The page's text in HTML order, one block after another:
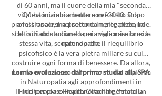
di 60 anni, ma il cuore della mia "seconda
vita" ha iniziato a battere nel 2010. Dopo
anni trascorsi nel settore impiegatizio, ho
scelto di abbracciare la mia vera missione: la
naturopatia.
Questo cambiamento non è stato solo
professionale, ma profondamente personale.
Ho iniziato studiando per migliorare la mia
stessa vita, scoprendo che il riequilibrio
psicofisico è la vera pietra miliare su cui
costruire ogni forma di benessere. Da allora,
non ho mai smesso di formarmi: dal diploma
in Naturopatia agli approfondimenti in
Floriterapia e Health Coaching, fino alla
La mia evoluzione: dal primo studio alla SPA
Il mio percorso imprenditoriale è stato un